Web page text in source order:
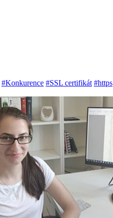
#Konkurence #SSL certifikát #https